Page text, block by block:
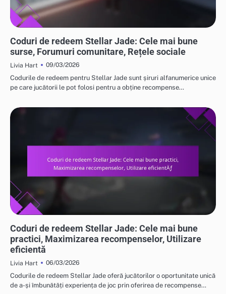
Coduri de redeem Stellar Jade: Cele mai bune
surse, Forumuri comunitare, Rețele sociale
Livia Hart
09/03/2026
Codurile de redeem pentru Stellar Jade sunt șiruri alfanumerice unice
pe care jucătorii le pot folosi pentru a obține recompense…
Coduri de redeem Stellar Jade: Cele mai bune
practici, Maximizarea recompenselor, Utilizare
eficientă
Livia Hart
06/03/2026
Codurile de redeem Stellar Jade oferă jucătorilor o oportunitate unică
de a-și îmbunătăți experiența de joc prin oferirea de recompense…